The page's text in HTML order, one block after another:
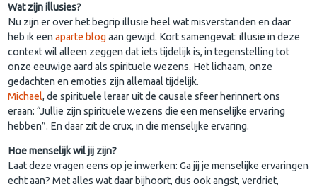
Wat zijn illusies?
Nu zijn er over het begrip illusie heel wat misverstanden en daar
heb ik eenaparte blog aan gewijd. Kort samengevat: illusie in deze
context wil alleen zeggen dat iets tijdelijk is, in tegenstelling tot
onze eeuwige aard als spirituele wezens. Het lichaam, onze
gedachten en emoties zijn allemaal tijdelijk.
Michael, de spirituele leraar uit de causale sfeer herinnert ons
eraan: “Jullie zijn spirituele wezens die een menselijke ervaring
hebben”. En daar zit de crux, in die menselijke ervaring.
Hoe menselijk wil jij zijn?
Laat deze vragen eens op je inwerken: Ga jij je menselijke ervaringen
echt aan? Met alles wat daar bijhoort, dus ook angst, verdriet,